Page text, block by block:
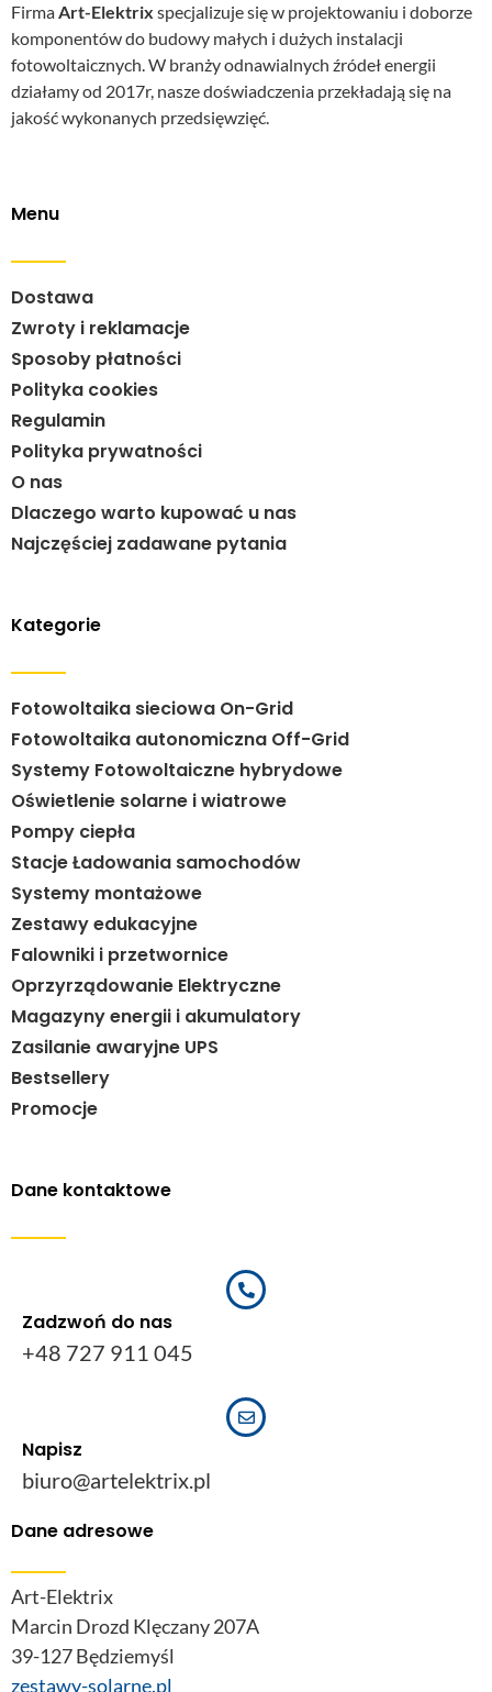
FirmaArt-Elektrix specjalizuje się w projektowaniu i doborze
komponentów do budowy małych i dużych instalacji
fotowoltaicznych. W branży odnawialnych źródeł energii
działamy od 2017r, nasze doświadczenia przekładają się na
jakość wykonanych przedsięwzięć.
Menu
Dostawa
Zwroty i reklamacje
Sposoby płatności
Polityka cookies
Regulamin
Polityka prywatności
O nas
Dlaczego warto kupować u nas
Najczęściej zadawane pytania
Kategorie
Fotowoltaika sieciowa On-Grid
Fotowoltaika autonomiczna Off-Grid
Systemy Fotowoltaiczne hybrydowe
Oświetlenie solarne i wiatrowe
Pompy ciepła
Stacje Ładowania samochodów
Systemy montażowe
Zestawy edukacyjne
Falowniki i przetwornice
Oprzyrządowanie Elektryczne
Magazyny energii i akumulatory
Zasilanie awaryjne UPS
Bestsellery
Promocje
Dane kontaktowe
Zadzwoń do nas
+48 727 911 045
Napisz
biuro@artelektrix.pl
Dane adresowe
Art-Elektrix
Marcin Drozd Klęczany 207A
39-127 Będziemyśl
zestawy-solarne.pl